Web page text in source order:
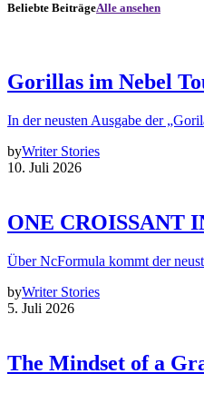
Beliebte BeiträgeAlle ansehen
Gorillas im Nebel
In der neusten Ausgabe der
byWriter Stories
10. Juli 2026
ONE CROISSANT
Über NcFormula kommt der
byWriter Stories
5. Juli 2026
The Mindset of a